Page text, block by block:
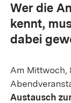
Wer die
kennt,
dabei
Am Mittwoch,
Austausch